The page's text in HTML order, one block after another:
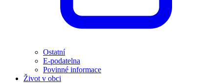
Ostatní
E-podatelna
Povinné informace
Život v obci